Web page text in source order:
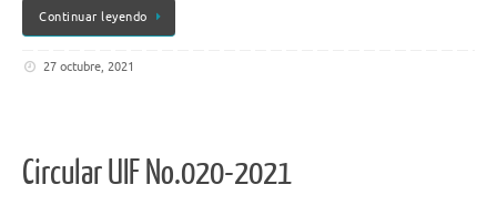
Continuar leyendo
27 octubre, 2021
Circular UIF No.020-2021